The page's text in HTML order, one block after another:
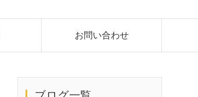
お問い合わせ